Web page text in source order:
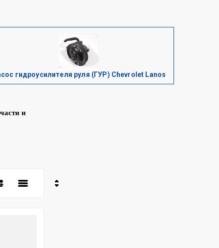
гидроусилителя руля (ГУР) Chevrolet Lanos
и